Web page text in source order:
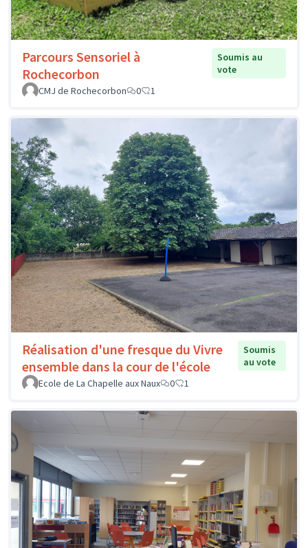
Parcours Sensoriel à
Rochecorbon
Soumis au
vote
CMJ de Rochecorbon
0 1
Réalisation d'une fresque du Vivre
ensemble dans la cour de l'école
Soumis
au vote
Ecole de La Chapelle aux Naux
0 1